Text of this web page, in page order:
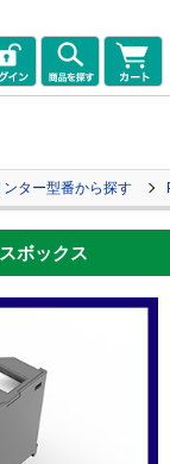
ター型番から探す
ボックス